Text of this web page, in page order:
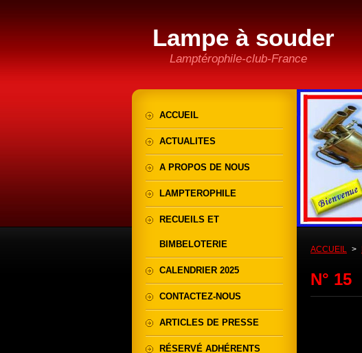
Lampe à souder
Lamptérophile-club-France
ACCUEIL >
N° 15
ACCUEIL
ACTUALITES
A PROPOS DE NOUS
LAMPTEROPHILE
RECUEILS ET
BIMBELOTERIE
CALENDRIER 2025
CONTACTEZ-NOUS
ARTICLES DE PRESSE
RÉSERVÉ ADHÉRENTS